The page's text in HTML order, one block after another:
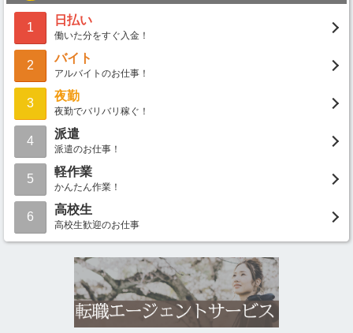
1
日払い
働いた分をすぐ入金！
2
バイト
アルバイトのお仕事！
3
夜勤
夜勤でバリバリ稼ぐ！
4
派遣
派遣のお仕事！
5
軽作業
かんたん作業！
6
高校生
高校生歓迎のお仕事